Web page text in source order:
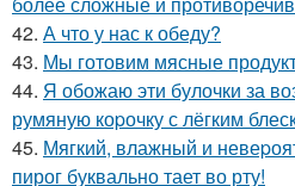
42. А что у нас к обеду?
43. Мы готовим мясные
44. Я обожаю эти булочки за
румяную коpочку с лёгким
45. Мягкий, влажный и
пирог буквально тает во рту!